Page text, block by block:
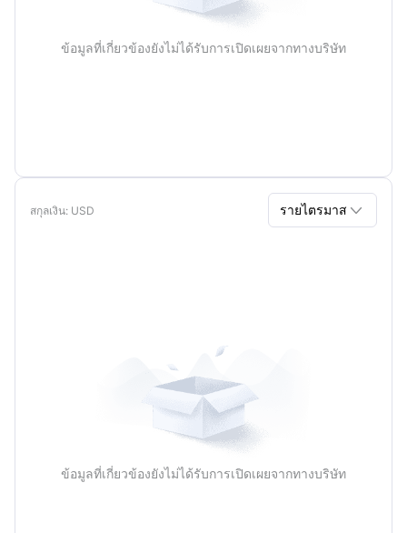
ข้อมูลที่เกี่ยวข้องยังไม่ได้รับการเปิดเผยจากทางบริษัท
สกุลเงิน: USD รายไตรมาส 
ข้อมูลที่เกี่ยวข้องยังไม่ได้รับการเปิดเผยจากทางบริษัท